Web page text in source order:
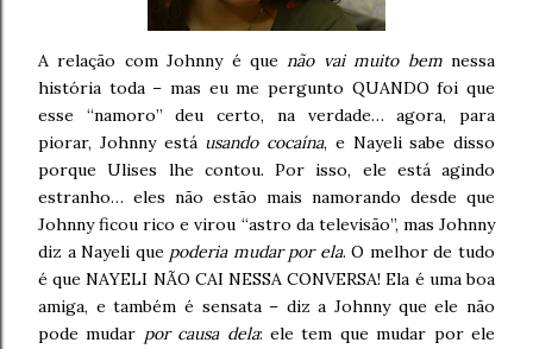
A relação com Johnny é quenão vai muito bemnessa
história toda – mas eu me pergunto QUANDO foi que
esse “namoro” deu certo, na verdade… agora, para
piorar, Johnny está usando cocaína, e Nayeli sabe disso
porque Ulises lhe contou. Por isso, ele está agindo
estranho… eles não estão mais namorando desde que
Johnny ficou rico e virou “astro da televisão”, mas Johnny
diz a Nayeli que poderia mudar por ela. O melhor de tudo
é que NAYELI NÃO CAI NESSA CONVERSA! Ela é uma boa
amiga, e também é sensata – diz a Johnny que ele não
pode mudar por causa dela: ele tem que mudar por ele